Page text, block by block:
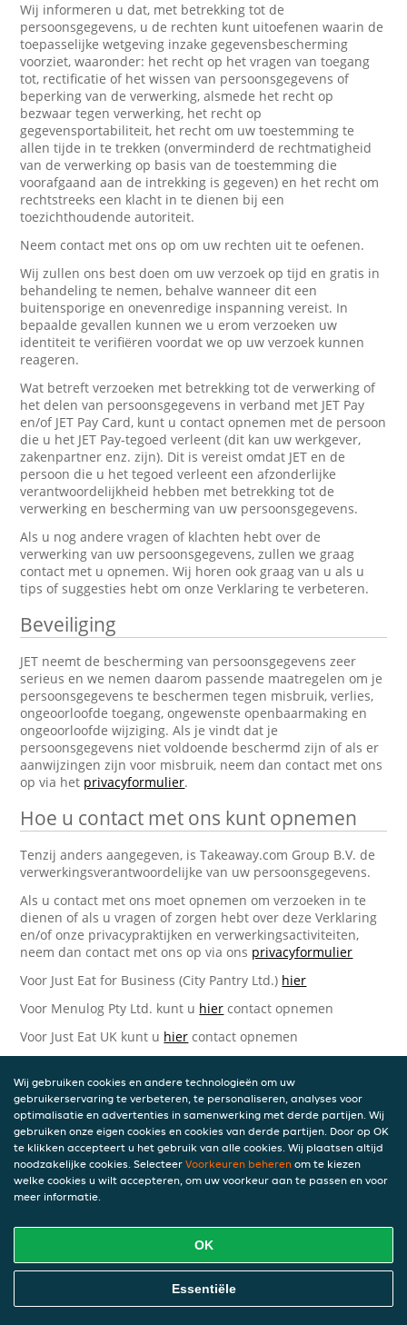
Wij informeren u dat, met betrekking tot de
persoonsgegevens, u de rechten kunt uitoefenen waarin de
toepasselijke wetgeving inzake gegevensbescherming
voorziet, waaronder: het recht op het vragen van toegang
tot, rectificatie of het wissen van persoonsgegevens of
beperking van de verwerking, alsmede het recht op
bezwaar tegen verwerking, het recht op
gegevensportabiliteit, het recht om uw toestemming te
allen tijde in te trekken (onverminderd de rechtmatigheid
van de verwerking op basis van de toestemming die
voorafgaand aan de intrekking is gegeven) en het recht om
rechtstreeks een klacht in te dienen bij een
toezichthoudende autoriteit.
Neem contact met ons op om uw rechten uit te oefenen.
Wij zullen ons best doen om uw verzoek op tijd en gratis in
behandeling te nemen, behalve wanneer dit een
buitensporige en onevenredige inspanning vereist. In
bepaalde gevallen kunnen we u erom verzoeken uw
identiteit te verifiëren voordat we op uw verzoek kunnen
reageren.
Wat betreft verzoeken met betrekking tot de verwerking of
het delen van persoonsgegevens in verband met JET Pay
en/of JET Pay Card, kunt u contact opnemen met de persoon
die u het JET Pay-tegoed verleent (dit kan uw werkgever,
zakenpartner enz. zijn). Dit is vereist omdat JET en de
persoon die u het tegoed verleent een afzonderlijke
verantwoordelijkheid hebben met betrekking tot de
verwerking en bescherming van uw persoonsgegevens.
Als u nog andere vragen of klachten hebt over de
verwerking van uw persoonsgegevens, zullen we graag
contact met u opnemen. Wij horen ook graag van u als u
tips of suggesties hebt om onze Verklaring te verbeteren.
Beveiliging
JET neemt de bescherming van persoonsgegevens zeer
serieus en we nemen daarom passende maatregelen om je
persoonsgegevens te beschermen tegen misbruik, verlies,
ongeoorloofde toegang, ongewenste openbaarmaking en
ongeoorloofde wijziging. Als je vindt dat je
persoonsgegevens niet voldoende beschermd zijn of als er
aanwijzingen zijn voor misbruik, neem dan contact met ons
op via het privacyformulier.
Hoe u contact met ons kunt opnemen
Tenzij anders aangegeven, is Takeaway.com Group B.V. de
verwerkingsverantwoordelijke van uw persoonsgegevens.
Als u contact met ons moet opnemen om verzoeken in te
dienen of als u vragen of zorgen hebt over deze Verklaring
en/of onze privacypraktijken en verwerkingsactiviteiten,
neem dan contact met ons op via ons privacyformulier
Voor Just Eat for Business (City Pantry Ltd.) hier
Voor Menulog Pty Ltd. kunt u hier contact opnemen
Voor Just Eat UK kunt u hier contact opnemen
Just Eat Takeaway.com Data Protection Officer -
Takeaway.com Group B.V.
Piet Heinkade 61
1019 GM Amsterdam
Nederland
Wij kunnen deze Verklaring van tijd tot tijd bijwerken als
reactie op veranderende juridische, technische of zakelijke
ontwikkelingen. Wanneer wij onze Privacyverklaring
Wij gebruiken cookies en andere technologieën om uw
gebruikerservaring te verbeteren, te personaliseren, analyses voor
optimalisatie en advertenties in samenwerking met derde partijen. Wij
gebruiken onze eigen cookies en cookies van derde partijen. Door op OK
te klikken accepteert u het gebruik van alle cookies. Wij plaatsen altijd
noodzakelijke cookies. Selecteer Voorkeuren beheren om te kiezen
welke cookies u wilt accepteren, om uw voorkeur aan te passen en voor
meer informatie.
OK
Essentiële